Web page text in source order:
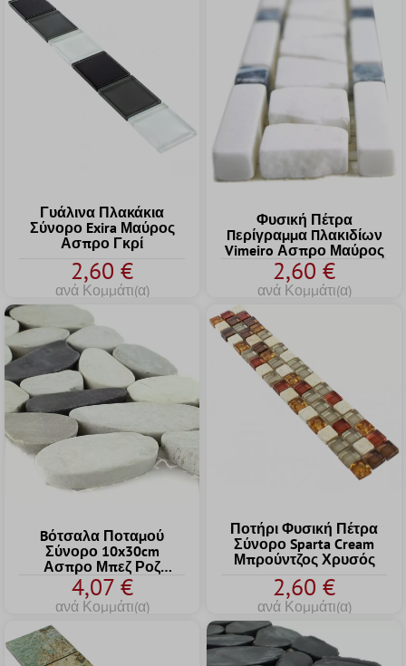
Γυάλινα Πλακάκια
Σύνορο Exira Μαύρος
Ασπρο Γκρί
2,60 €
ανά Κομμάτι(α)
Φυσική Πέτρα
Пερίγραμμα Пλακιδίων
Vimeiro Ασπρο Μαύρος
2,60 €
ανά Κομμάτι(α)
Bότσαλα Ποταμού
Σύνορο 10x30cm
Ασπρο Μπεζ Ροζ
Pebbles
4,07 €
ανά Κομμάτι(α)
Ποτήρι Φυσική Πέτρα
Σύνορο Sparta Cream
Μπρούντζος Χρυσός
2,60 €
ανά Κομμάτι(α)